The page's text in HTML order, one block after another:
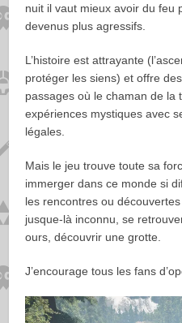
nuit il vaut mieux avoir du feu
devenus plus agressifs.
L’histoire est attrayante
protéger les siens) et offre
passages où le chaman de la
expériences mystiques avec
légales.
Mais le jeu trouve toute sa
immerger dans ce monde si
les rencontres ou
jusque-là inconnu, se
ours, découvrir une grotte.
J’encourage tous les fans